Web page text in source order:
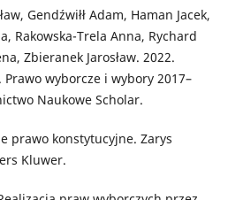
Gendźwiłł Adam, Haman Jacek,
Rakowska-Trela Anna, Rychard
Zbieranek Jarosław. 2022.
Prawo wyborcze i wybory 2017–
Naukowe Scholar.
prawo konstytucyjne. Zarys
Kluwer.